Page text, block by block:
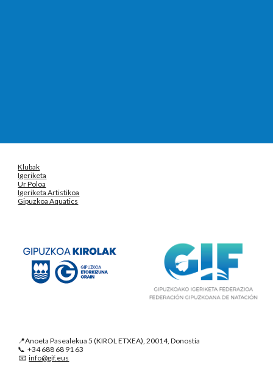
Klubak
Igeriketa
Ur Poloa
Igeriketa Artistikoa
Gipuzkoa Aquatics
📍Anoeta Pasealekua 5 (KIROL ETXEA), 20014, Donostia
📞 +34 688 68 91 63
📧info@gif.eus